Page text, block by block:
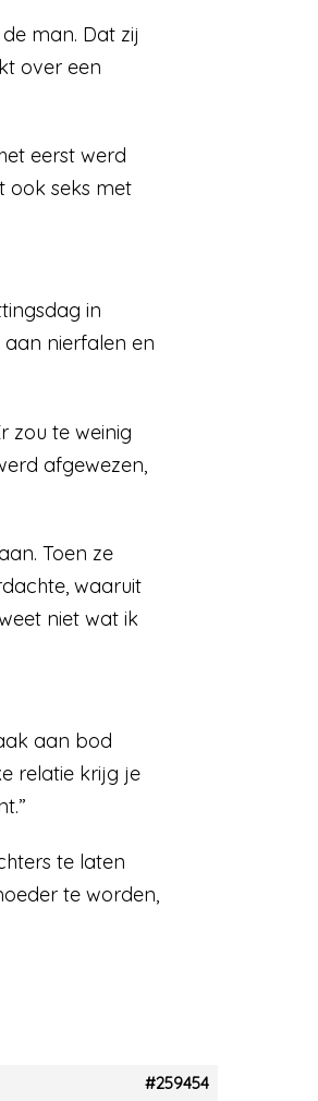
man. Dat zij
over een
eerst werd
ook seks met
in
nierfalen en
zou te weinig
afgewezen,
Toen ze
waaruit
niet wat ik
aan bod
relatie krijg je
te laten
te worden,
#259454